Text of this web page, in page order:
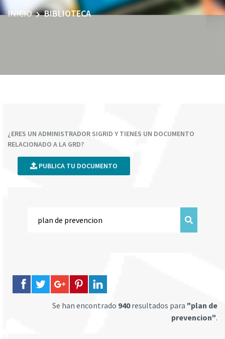
INICIO BIBLIOTECA
¿ERES UN ADMINISTRADOR SIGRID Y TIENES UN DOCUMENTO
RELACIONADO A LA GRD?
PUBLICA TU DOCUMENTO
Se han encontrado 940resultados para "plan de
prevencion".